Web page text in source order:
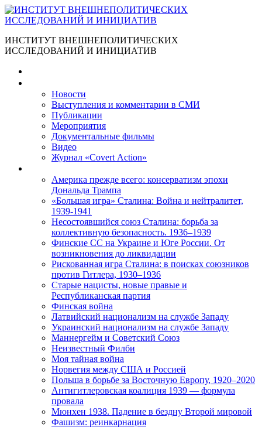
ИНСТИТУТ ВНЕШНЕПОЛИТИЧЕСКИХ
ИССЛЕДОВАНИЙ И ИНИЦИАТИВ
Новости
Выступления и коммента­рии в СМИ
Публикации
Мероприятия
Документальные фильмы
Видео
Журнал «Covert Action»
Америка прежде всего: консерватизм эпохи
Дональда Трампа
«Большая игра» Сталина: Война и нейтралитет,
1939-1941
Несостоявшийся союз Сталина: борьба за
коллективную безопасность. 1936–1939
Финские СС на Украине и Юге России. От
возникновения до ликвидации
Рискованная игра Сталина: в поисках союзников
против Гитлера, 1930–1936
Старые нацисты, новые правые и
Республиканская партия
Финская война
Латвийский национализм на службе Западу
Украинский национализм на службе Западу
Маннергейм и Советский Союз
Неизвестный Филби
Моя тайная война
Норвегия между США и Россией
Польша в борьбе за Восточную Европу, 1920–2020
Антигитлеровская коалиция 1939 — формула
провала
Мюнхен 1938. Падение в бездну Второй мировой
Фашизм: реинкарнация